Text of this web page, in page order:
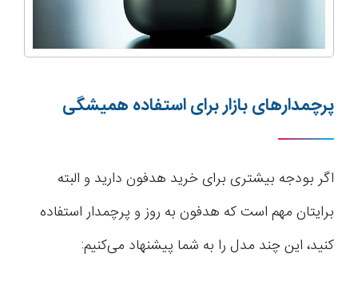
پرچمدارهای بازار برای استفاده همیشگی
اگر بودجه بیشتری برای خرید هدفون دارید و البته
برایتان مهم است که هدفون به روز و پرچمدار استفاده
کنید، این چند مدل را به شما پیشنهاد می‌کنیم: